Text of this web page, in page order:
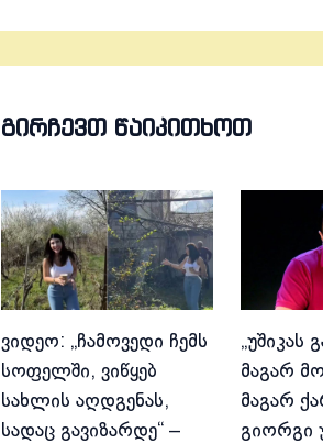
ᲒᲘᲠᲩᲔᲕᲗ ᲬᲐᲘᲙᲘᲗᲮᲝᲗ
ვიდეო: „ჩამოვედი ჩემს
სოფელში, ვიწყებ
სახლის აღდგენას,
სადაც გავიზარდე“ –
„უშიკას
მაგარ
მაგარ
გიორგი